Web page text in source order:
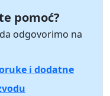
pomoć?
odgovorimo na
i dodatne